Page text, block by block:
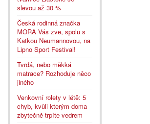
slevou až 30 %
Česká rodinná značka
MORA Vás zve, spolu s
Katkou Neumannovou, na
Lipno Sport Festival!
Tvrdá, nebo měkká
matrace? Rozhoduje něco
jiného
Venkovní rolety v létě: 5
chyb, kvůli kterým doma
zbytečně trpíte vedrem